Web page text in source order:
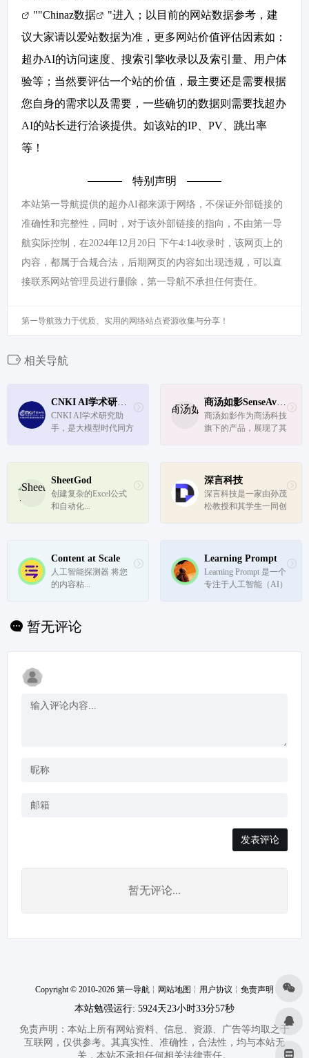
""Chinaz数据
"进入；以目前的网站数据参考，建
议大家请以爱站数据为准，更多网站价值评估因素如：
超办AI的访问速度、搜索引擎收录以及索引量、用户体
验等；当然要评估一个站的价值，最主要还是需要根据
您自身的需求以及需要，一些确切的数据则需要找超办
AI的站长进行洽谈提供。如该站的IP、PV、跳出率
等！
特别声明
本站第一导航提供的超办AI都来源于网络，不保证外部链接的
准确性和完整性，同时，对于该外部链接的指向，不由第一导
航实际控制，在2024年12月20日 下午4:14收录时，该网页上的
内容，都属于合规合法，后期网页的内容如出现违规，可以直
接联系网站管理员进行删除，第一导航不承担任何责任。
第一导航致力于优质、实用的网络站点资源收集与分享！
相关导航
CNKI AI学术研究助手
CNKI AI学术研究助
手，是大模型时代同方
和生成式知识服务的场
景实践。基于AI技术驱
动的智能化服务，可大
商汤如影SenseAvatar
商汤如影作为商汤科技
旗下的产品，展现了其
务，商汤如影有助于推
动各行业的智能化升
级，实现降本增效，促
SheetGod
创建复杂的Excel公式
和自动化...
深言科技
深言科技是一家由孙茂
松教授和其学生一同创
术，为数亿脑力劳动深
言科技（DeepLang A
I）者和数千万组织的
Content at Scale
人工智能探测器 将您
的内容粘...
Learning Prompt
Learning Prompt 是一个
专注于人工智能（AI）
暂无评论
发表评论
暂无评论...
Copyright © 2010-2026 第一导航 ╎ 网站地图 ╎ 用户协议 ╎ 免责声明
本站勉强运行: 5924天23小时33分58秒
免责声明：本站上所有网站资料、信息、资源、广告等均取之于
互联网，仅供参考。其真实性、准确性，合法性，均与本站无
关，本站不承担任何相关法律责任。